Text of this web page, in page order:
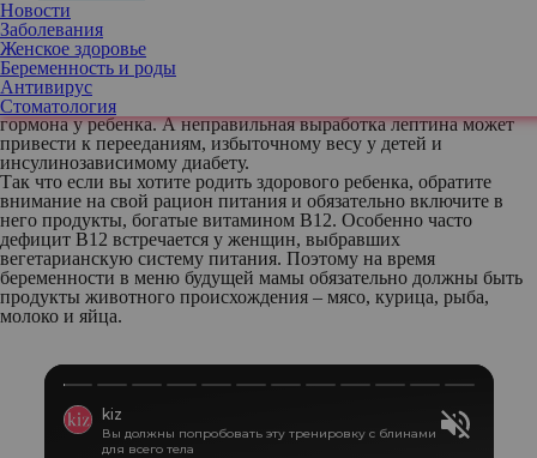
Новости
Заболевания
Женское здоровье
Беременность и роды
Антивирус
Стоматология
еще называют гормоном голода, так как именно он отвечает за
чувство насыщения. И лучшие умы Соединенного королевства
выяснили, что у беременных женщин с недостатком этого
витамина зачастую рождаются малыши с аномально высоким
уровнем лептина. То есть уже в утробе матери на генетическом
уровне происходит перепрограммирование выработки данного
гормона у ребенка. А неправильная выработка лептина может
привести к перееданиям, избыточному весу у детей и
инсулинозависимому диабету.
Так что если вы хотите родить здорового ребенка, обратите
внимание на свой рацион питания и обязательно включите в
него продукты, богатые витамином В12. Особенно часто
дефицит В12 встречается у женщин, выбравших
вегетарианскую систему питания. Поэтому на время
беременности в меню будущей мамы обязательно должны быть
продукты животного происхождения – мясо, курица, рыба,
молоко и яйца.